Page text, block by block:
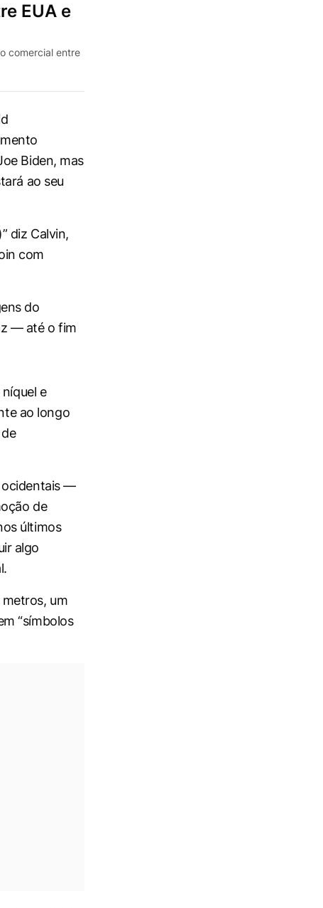
EUA e
comercial entre
Biden, mas
ao seu
diz Calvin,
com
do
— até o fim
e
ao longo
ocidentais —
de
últimos
algo
um
“símbolos